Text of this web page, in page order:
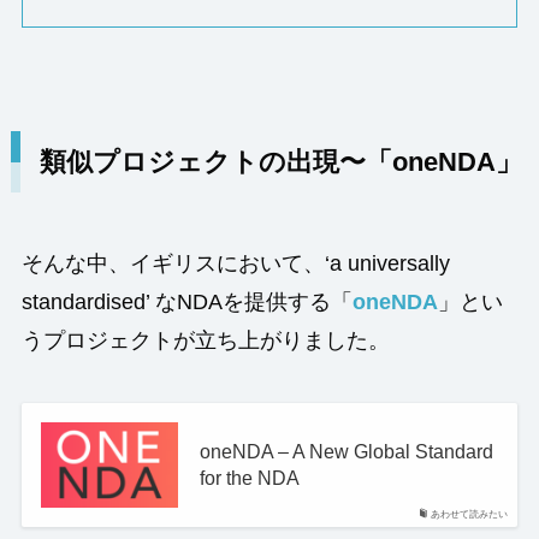
類似プロジェクトの出現〜「oneNDA」
そんな中、イギリスにおいて、‘a universally
standardised’ なNDAを提供する「 oneNDA」とい
うプロジェクトが立ち上がりました。
あわせて読みたい
oneNDA – A New Global Standard
for the NDA